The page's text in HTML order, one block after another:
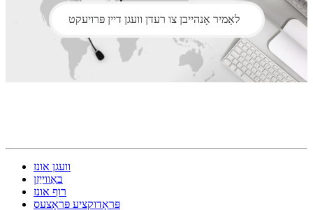
לאָמיר אָנהייבן צו רעדן וועגן דיין פּרויעקט
וועגן אונז
באַווייַזן
רוף אונז
פּראָדוקציע פּראָצעס